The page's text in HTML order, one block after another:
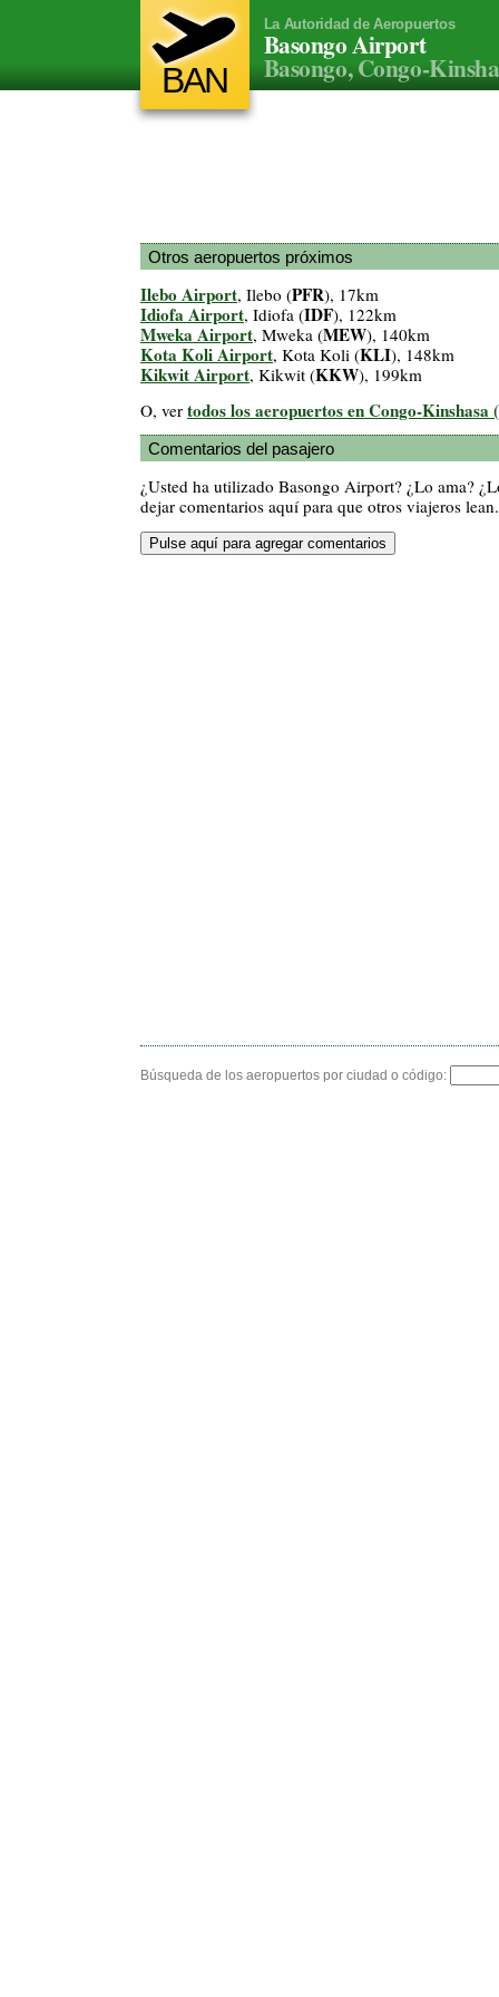
BAN
La Autoridad de Aeropuertos
Basongo Airport
Basongo, Congo-
Otros aeropuertos próximos
Ilebo Airport, Ilebo (PFR), 17km
Idiofa Airport, Idiofa (IDF), 122km
Mweka Airport, Mweka (MEW), 140km
Kota Koli Airport, Kota Koli (KLI), 148km
Kikwit Airport, Kikwit (KKW), 199km
O, ver todos los aeropuertos en Congo-Kinshasa
Comentarios del pasajero
¿Usted ha utilizado Basongo Airport? ¿Lo ama?
dejar comentarios aquí para que otros viajeros lean.
Búsqueda de los aeropuertos por ciudad o código: